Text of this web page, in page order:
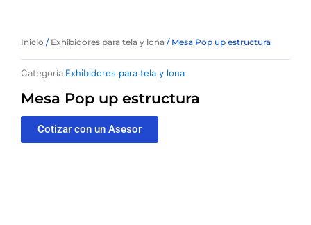
Inicio / Exhibidores para tela y lona / Mesa Pop up estructura
Categoría Exhibidores para tela y lona
Mesa Pop up estructura
Cotizar con un Asesor